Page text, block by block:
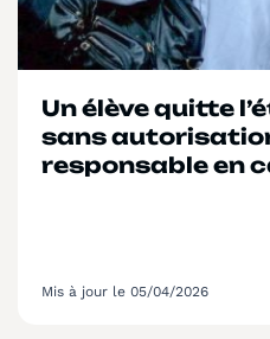
Un élève quitte
sans
responsable en
Mis à jour le 05/04/2026